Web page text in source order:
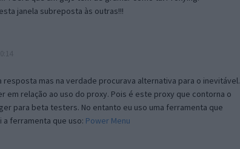
janela subreposta às outras!!!
mas na verdade procurava alternativa para o inevitável.
em relação ao uso do proxy. Pois é este proxy que contorna o
para beta testers. No entanto eu uso uma ferramenta que
ferramenta que uso: Power Menu